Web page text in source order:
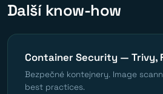
Další know-how
Container Security — Trivy,
Bezpečné kontejnery. Image
best practices.